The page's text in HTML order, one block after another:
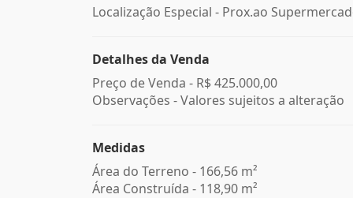
Localização Especial - Prox.ao
Detalhes da Venda
Preço de Venda - R$ 425.000,00
Observações - Valores sujeitos a alteração
Medidas
Área do Terreno - 166,56 m²
Área Construída - 118,90 m²